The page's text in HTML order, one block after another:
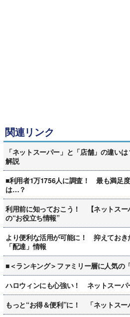
関連リンク
「ネットスーパー」と「店舗」の違い
解説
■利用者1万1756人に調査！ 最も満足度
は…？
利用前に知っておこう！ 【ネットスー
の“お役立ち情報”
より便利な活用が可能に！ 抑えておき
「配達」情報
■＜ランキング＞ファミリー層に人気の
ハロウィンにも心強い！ ネットスーパ
もっと“お得＆便利”に！ 「ネットスー